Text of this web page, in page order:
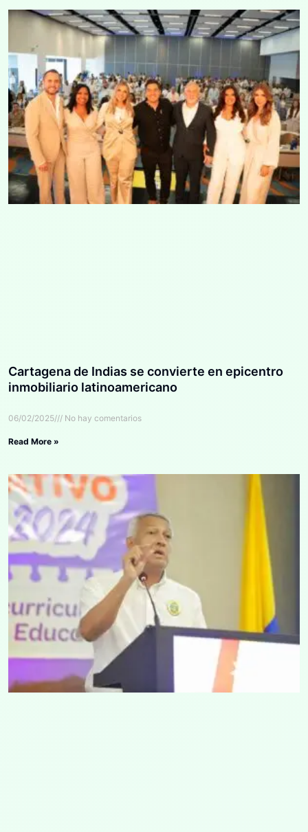
Cartagena de Indias se convierte en epicentro
inmobiliario latinoamericano
06/02/2025 No hay comentarios
Read More »